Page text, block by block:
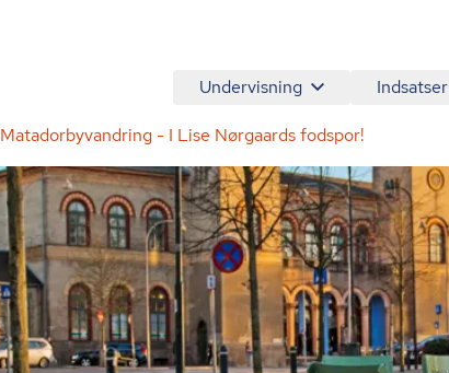
Undervisning Indsatser
Matadorbyvandring - I Lise Nørgaards fodspor!